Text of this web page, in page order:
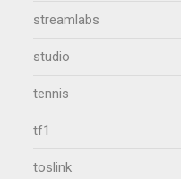
streamlabs
studio
tennis
tf1
toslink